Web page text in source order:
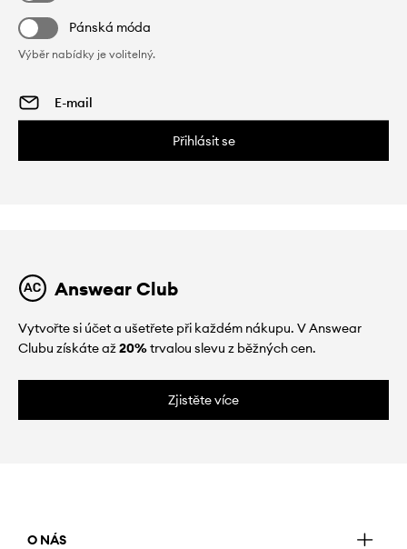
Pánská móda
Výběr nabídky je volitelný.
Přihlásit se
Answear Club
Vytvořte si účet a ušetřete při každém nákupu. V Answear
Clubu získáte až20%trvalou slevu z běžných cen.
Zjistěte více
O NÁS